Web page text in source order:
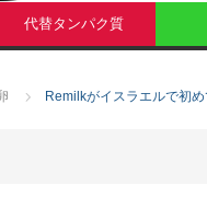
代替タンパク質
Remilkがイスラエルで初